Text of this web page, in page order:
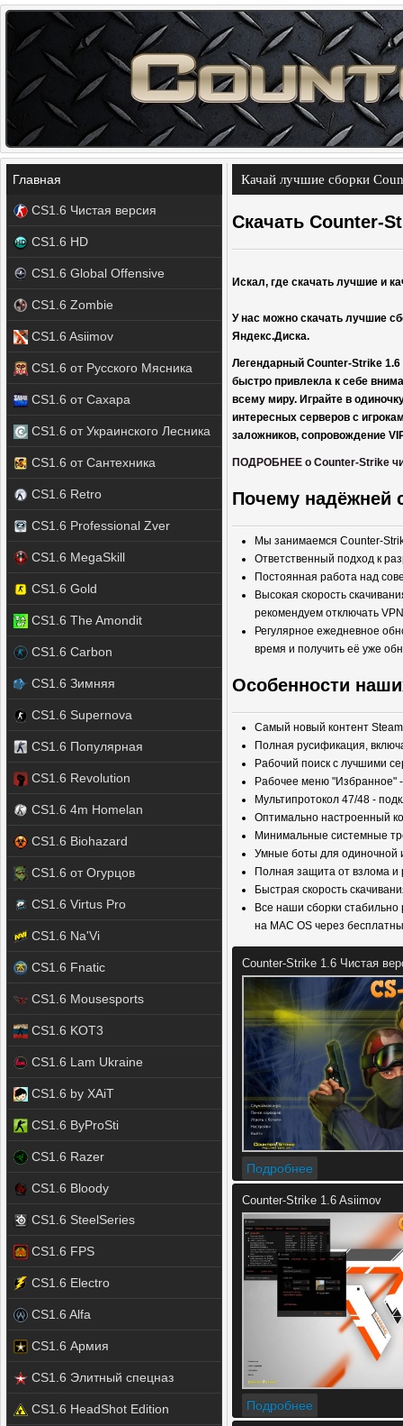
Главная
CS1.6 Чистая версия
CS1.6 HD
CS1.6 Global Offensive
CS1.6 Zombie
CS1.6 Asiimov
CS1.6 от Русского Мясника
CS1.6 от Сахара
CS1.6 от Украинского Лесника
CS1.6 от Сантехника
CS1.6 Retro
CS1.6 Professional Zver
CS1.6 MegaSkill
CS1.6 Gold
CS1.6 The Amondit
CS1.6 Carbon
CS1.6 Зимняя
CS1.6 Supernova
CS1.6 Популярная
CS1.6 Revolution
CS1.6 4m Homelan
CS1.6 Biohazard
CS1.6 от Огурцов
CS1.6 Virtus Pro
CS1.6 Na'Vi
CS1.6 Fnatic
CS1.6 Mousesports
CS1.6 KOT3
CS1.6 Lam Ukraine
CS1.6 by XAiT
CS1.6 ByProSti
CS1.6 Razer
CS1.6 Bloody
CS1.6 SteelSeries
CS1.6 FPS
CS1.6 Electro
CS1.6 Alfa
CS1.6 Армия
CS1.6 Элитный спецназ
CS1.6 HeadShot Edition
Качай лучшие сборки
Скачать Counter-
Искал, где скачать лучшие и
У нас можно скачать лучшие
Яндекс.Диска.
Легендарный Counter-Strike
быстро привлекла к себе
всему миру. Играйте в
интересных серверов с
заложников, сопровождение
ПОДРОБНЕЕ о Counter-Strike
Почему надёжней
Мы занимаемся Counter-
Ответственный подход к
Постоянная работа над
Высокая скорость
рекомендуем отключать
Регулярное ежедневное
время и получить её уже
Особенности
Самый новый контент Steam
Полная русификация,
Рабочий поиск с лучшими
Рабочее меню "Избранное"
Мультипротокол 47/48 -
Оптимально настроенный
Минимальные системные
Умные боты для одиночной
Полная защита от взлома и
Быстрая скорость
Все наши сборки
на MAC OS через
Counter-Strike 1.6 Чистая
Подробнее
Counter-Strike 1.6 Asiimov
Подробнее